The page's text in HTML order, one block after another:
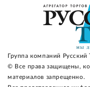
Группа компаний
© Все права защищены,
материалов запрещенно.